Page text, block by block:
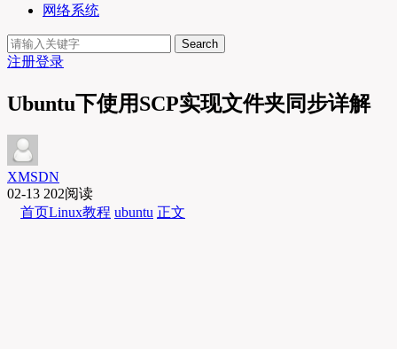
网络系统
Search
注册登录
Ubuntu下使用SCP实现文件夹同步详解
XMSDN
02-13 202阅读
首页Linux教程 ubuntu 正文